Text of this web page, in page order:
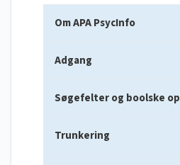
Om APA PsycInfo
Adgang
Søgefelter og boolske
Trunkering